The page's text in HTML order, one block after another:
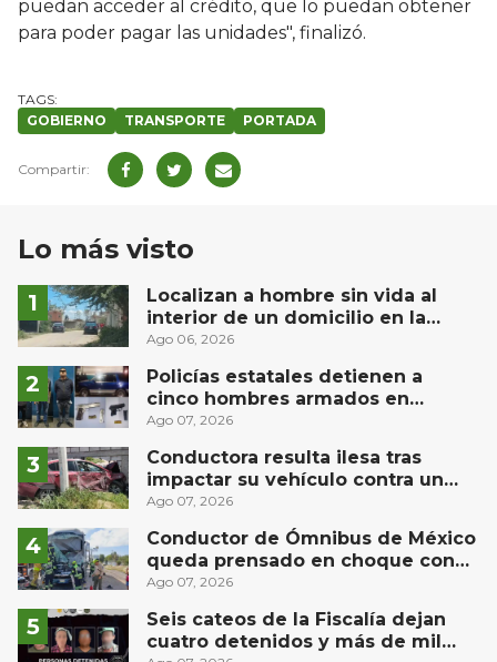
puedan acceder al crédito, que lo puedan obtener
para poder pagar las unidades", finalizó.
GOBIERNO TRANSPORTE PORTADA
Lo más visto
Localizan a hombre sin vida al
interior de un domicilio en la
comunidad El Rodeo, San Juan del
Ago 06, 2026
Policías estatales detienen a
cinco hombres armados en
Puebla capital
Ago 07, 2026
Conductora resulta ilesa tras
impactar su vehículo contra un
muro en Huimilpan
Ago 07, 2026
Conductor de Ómnibus de México
queda prensado en choque con
materialista en San Juan del Río
Ago 07, 2026
Seis cateos de la Fiscalía dejan
cuatro detenidos y más de mil